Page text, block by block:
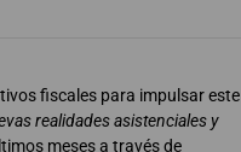
fiscales para impulsar este
realidades asistenciales y
meses a través de